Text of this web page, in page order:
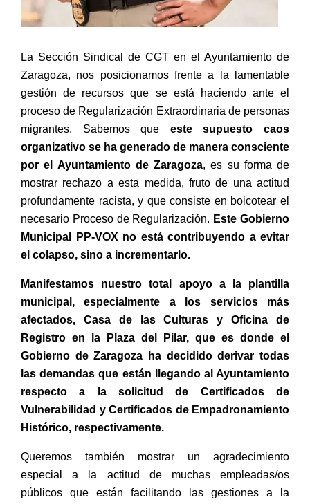
La Sección Sindical de CGT en el Ayuntamiento de
Zaragoza, nos posicionamos frente a la lamentable
gestión de recursos que se está haciendo ante el
proceso de Regularización Extraordinaria de personas
migrantes. Sabemos que este supuesto caos
organizativo se ha generado de manera consciente
por el Ayuntamiento de Zaragoza, es su forma de
mostrar rechazo a esta medida, fruto de una actitud
profundamente racista, y que consiste en boicotear el
necesario Proceso de Regularización. Este Gobierno
Municipal PP-VOX no está contribuyendo a evitar
el colapso, sino a incrementarlo.
Manifestamos nuestro total apoyo a la plantilla
municipal, especialmente a los servicios más
afectados, Casa de las Culturas y Oficina de
Registro en la Plaza del Pilar, que es donde el
Gobierno de Zaragoza ha decidido derivar todas
las demandas que están llegando al Ayuntamiento
respecto a la solicitud de Certificados de
Vulnerabilidad y Certificados de Empadronamiento
Histórico, respectivamente.
Queremos también mostrar un agradecimiento
especial a la actitud de muchas empleadas/os
públicos que están facilitando las gestiones a la